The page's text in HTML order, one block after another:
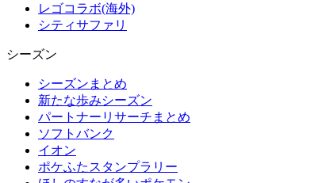
レゴコラボ(海外)
シティサファリ
シーズン
シーズンまとめ
新たな歩みシーズン
パートナーリサーチまとめ
ソフトバンク
イオン
ポケふたスタンプラリー